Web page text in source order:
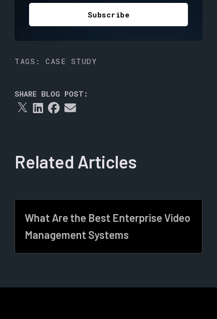
TAGS: CASE STUDY
SHARE BLOG POST:
Related Articles
What Are the Best Enterprise Video
Management Systems